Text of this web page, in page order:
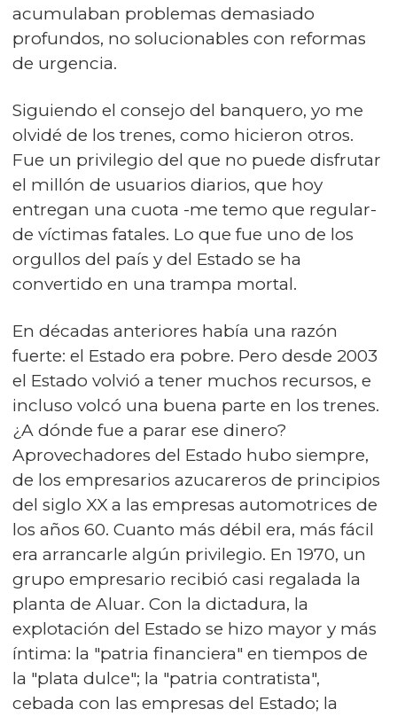
acumulaban problemas demasiado
profundos, no solucionables con reformas
de urgencia.
Siguiendo el consejo del banquero, yo me
olvidé de los trenes, como hicieron otros.
Fue un privilegio del que no puede disfrutar
el millón de usuarios diarios, que hoy
entregan una cuota -me temo que regular-
de víctimas fatales. Lo que fue uno de los
orgullos del país y del Estado se ha
convertido en una trampa mortal.
En décadas anteriores había una razón
fuerte: el Estado era pobre. Pero desde 2003
el Estado volvió a tener muchos recursos, e
incluso volcó una buena parte en los trenes.
¿A dónde fue a parar ese dinero?
Aprovechadores del Estado hubo siempre,
de los empresarios azucareros de principios
del siglo XX a las empresas automotrices de
los años 60. Cuanto más débil era, más fácil
era arrancarle algún privilegio. En 1970, un
grupo empresario recibió casi regalada la
planta de Aluar. Con la dictadura, la
explotación del Estado se hizo mayor y más
íntima: la "patria financiera" en tiempos de
la "plata dulce"; la "patria contratista",
cebada con las empresas del Estado; la